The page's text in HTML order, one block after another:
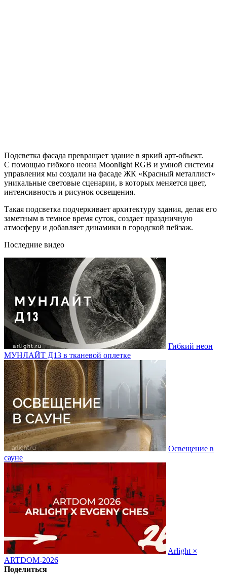
Подсветка фасада превращает здание в яркий арт-объект.
С помощью гибкого неона Moonlight RGB и умной системы
управления мы создали на фасаде ЖК «Красный металлист»
уникальные световые сценарии, в которых меняется цвет,
интенсивность и рисунок освещения.
Такая подсветка подчеркивает архитектуру здания, делая его
заметным в темное время суток, создает праздничную
атмосферу и добавляет динамики в городской пейзаж.
Последние видео
Гибкий неон
МУНЛАЙТ Д13 в тканевой оплетке
Освещение в
сауне
Arlight ×
ARTDOM-2026
Поделиться